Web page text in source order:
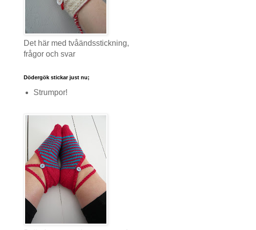
Det här med tvåändsstickning,
frågor och svar
Dödergök stickar just nu;
Strumpor!